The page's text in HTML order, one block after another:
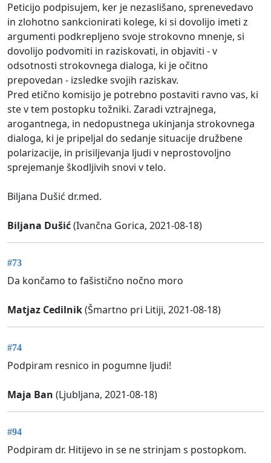
Peticijo podpisujem, ker je nezaslišano, sprenevedavo
in zlohotno sankcionirati kolege, ki si dovolijo imeti z
argumenti podkrepljeno svoje strokovno mnenje, si
dovolijo podvomiti in raziskovati, in objaviti - v
odsotnosti strokovnega dialoga, ki je očitno
prepovedan - izsledke svojih raziskav.
Pred etično komisijo je potrebno postaviti ravno vas, ki
ste v tem postopku tožniki. Zaradi vztrajnega,
arogantnega, in nedopustnega ukinjanja strokovnega
dialoga, ki je pripeljal do sedanje situacije družbene
polarizacije, in prisiljevanja ljudi v neprostovoljno
sprejemanje škodljivih snovi v telo.
Biljana Dušić dr.med.
Biljana Dušić(Ivančna Gorica, 2021-08-18)
#73
Da končamo to fašistično nočno moro
Matjaz Cedilnik(Šmartno pri Litiji, 2021-08-18)
#74
Podpiram resnico in pogumne ljudi!
Maja Ban (Ljubljana, 2021-08-18)
#94
Podpiram dr. Hitijevo in se ne strinjam s postopkom.